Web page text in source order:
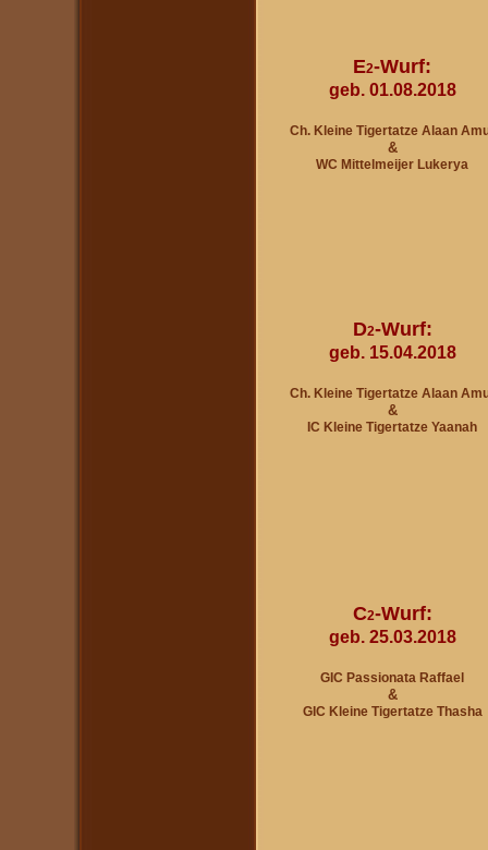
E2-Wurf:
geb. 01.08.2018
Ch. Kleine Tigertatze Alaan
&
WC Mittelmeijer Lukerya
D2-Wurf:
geb. 15.04.2018
Ch. Kleine Tigertatze Alaan
&
IC Kleine Tigertatze Yaanah
C2-Wurf:
geb. 25.03.2018
GIC Passionata Raffael
&
GIC Kleine Tigertatze Thasha